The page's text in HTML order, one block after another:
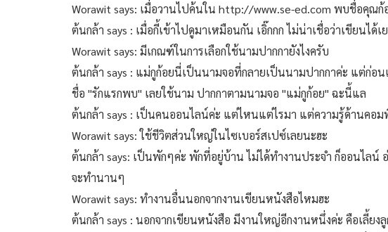
Worawit says: เมื่อวานไปค้นใน http://www.se-ed.com พบชื่อคุณก้
ต้นกล้า says : เมื่อกี้เข้าไปดูมาเหมือนกัน เอิ๊กกก ไม่น่าเชื่อว่าเขียน
Worawit says: มีเกณฑ์ในการเลือกใช้นามปากกายังไงครับ
ต้นกล้า says : แม่กูก้อยนี่เป็นนามจอที่กลายเป็นนามปากกาค่ะ แต่ก่อ
ชื่อ "รักแรกพบ" เลยใช้นาม ปากกาตามนามจอ "แม่กูก้อย" ฉะนี้แล
ต้นกล้า says : เป็นคนออนไลน์ค่ะ แต่ไหนแต่ไรมา แต่ความรู้ด้านคอ
Worawit says: ใช้ชีวิตส่วนใหญ่ในไซเบอร์สเปซ์เลยนะฮะ
ต้นกล้า says: เป็นพักๆค่ะ พักที่อยู่บ้าน ไม่ได้ทำงานประจำ ก็ออนไล
จะทำนานๆ
Worawit says: ทำงานอื่นนอกจากงานเขียนหนังสือไหมฮะ
ต้นกล้า says : นอกจากเขียนหนังสือ มีงานใหญ่อีกงานหนึ่งค่ะ คือเลี้ยง